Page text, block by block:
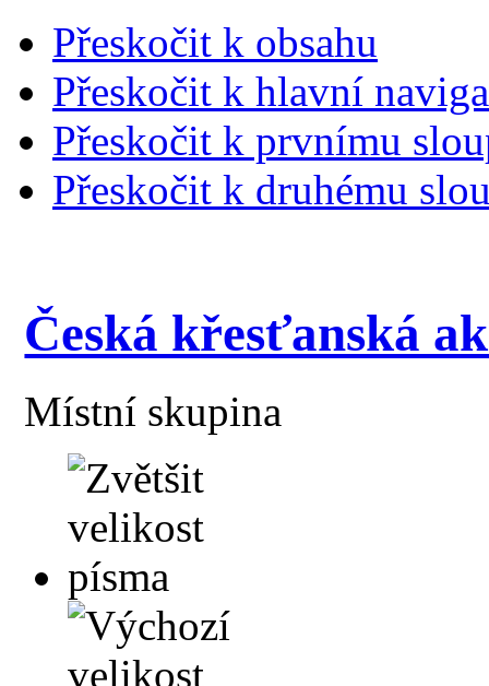
Přeskočit k obsahu
Přeskočit k hlavní
Přeskočit k prvnímu
Přeskočit k druhému
Česká křesťanská
Místní skupina